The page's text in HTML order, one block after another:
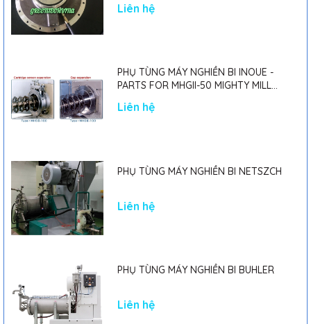
Liên hệ
PHỤ TÙNG MÁY NGHIỀN BI INOUE -
PARTS FOR MHGII-50 MIGHTY MILL
Liên hệ
PHỤ TÙNG MÁY NGHIỀN BI NETSZCH
Liên hệ
PHỤ TÙNG MÁY NGHIỀN BI BUHLER
Liên hệ